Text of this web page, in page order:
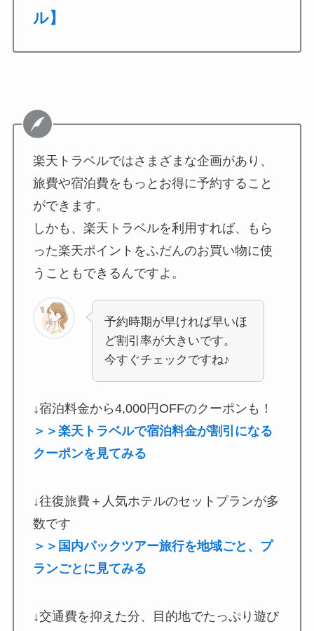
ル】
楽天トラベルではさまざまな企画があり、
旅費や宿泊費をもっとお得に予約すること
ができます。
しかも、楽天トラベルを利用すれば、もら
った楽天ポイントをふだんのお買い物に使
うこともできるんですよ。
予約時期が早ければ早いほ
ど割引率が大きいです。
今すぐチェックですね♪
↓宿泊料金から4,000円OFFのクーポンも！
＞＞楽天トラベルで宿泊料金が割引になる
クーポンを見てみる
↓往復旅費＋人気ホテルのセットプランが多
数です
＞＞国内パックツアー旅行を地域ごと、プ
ランごとに見てみる
↓交通費を抑えた分、目的地でたっぷり遊び